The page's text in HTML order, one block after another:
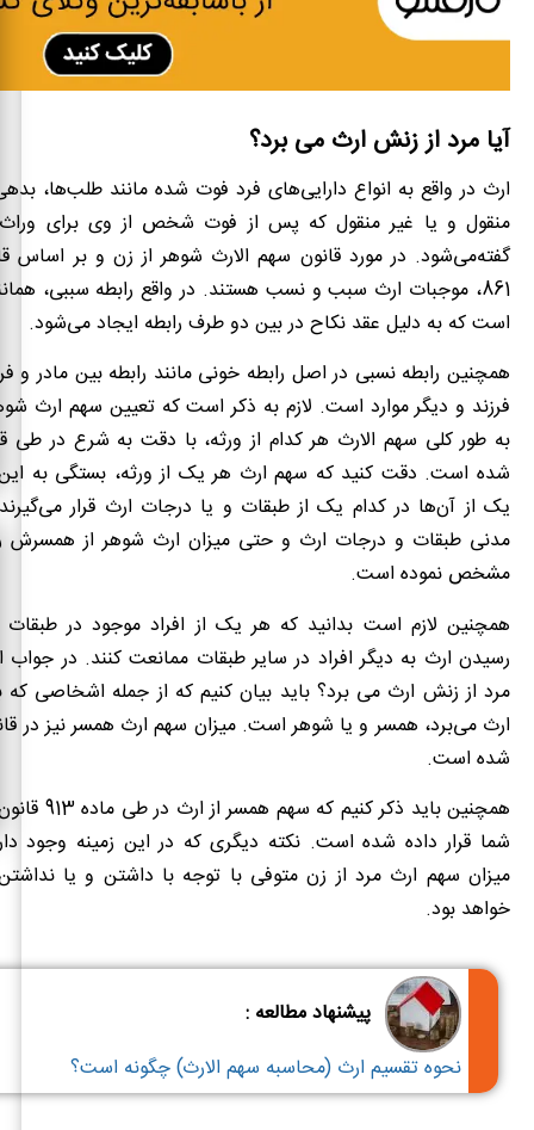
آیا مرد از زنش ارث می برد؟
ارث در واقع به انواع دارایی‌های فرد فوت شده مانند طلب‌ها،
منقول و یا غیر منقول که پس از فوت شخص از وی برای وراث
گفته‌می‌شود. در مورد قانون سهم الارث شوهر از زن و بر اساس
861، موجبات ارث سبب و نسب هستند. در واقع رابطه سببی،
است که به دلیل عقد نکاح در بین دو طرف رابطه ایجاد می‌شود‌.
همچنین رابطه نسبی در اصل رابطه خونی مانند رابطه بین مادر و
فرزند و دیگر موارد است. لازم به ذکر است که تعیین سهم ارث
به طور کلی سهم الارث هر کدام از ورثه، با دقت به شرع در طی
شده است. دقت کنید که سهم ارث هر یک از ورثه، بستگی به این
یک از آن‌ها در کدام یک از طبقات و یا درجات ارث قرار
مدنی طبقات و درجات ارث و حتی میزان ارث شوهر از همسرش
مشخص نموده است.
همچنین لازم است بدانید که هر یک از افراد موجود در طبقات
رسیدن ارث به دیگر افراد در سایر طبقات ممانعت کنند. در جواب
مرد از زنش ارث می برد؟ باید بیان کنیم که از جمله اشخاصی که
ارث می‌برد، همسر و یا شوهر است. میزان سهم ارث همسر نیز در
شده است.
همچنین باید
شما قرار داده شده است. نکته دیگری که در این زمینه وجود
میزان سهم ارث مرد از زن متوفی با توجه با داشتن و یا
خواهد بود.
پیشنهاد مطالعه :
نحوه تقسیم ارث (محاسبه سهم الارث) چگونه است؟